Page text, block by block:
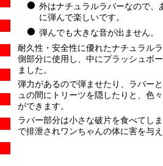
外はナチュラルラバーなので、
に弾んで楽しいです。
弾んでも大きな音が出ません。
耐久性・安全性に優れたナチュラル
側部分に使用し、中にプラッシュボ
ました。
弾力があるので弾ませたり、ラバー
ュの間にトリーツを隠したりと、色
ができます。
ラバー部分は小さな破片を食べてし
で排泄されワンちゃんの体に害を与え